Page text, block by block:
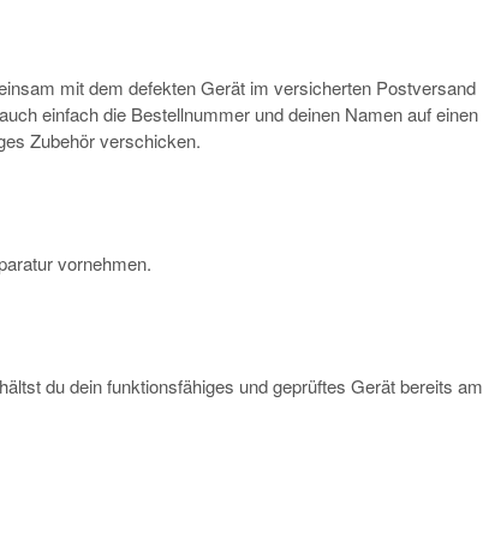
mit dem defekten Gerät im versicherten Postversand
einfach die Bestellnummer und deinen Namen auf einen
Zubehör verschicken.
vornehmen.
du dein funktionsfähiges und geprüftes Gerät bereits am